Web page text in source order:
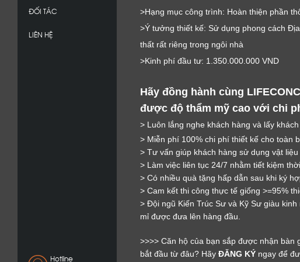
ĐỐI TÁC
LIÊN HỆ
Hotline
>Hạng mục công trình: Hoàn thiện phần
>Ý tưởng thiết kế: Sử dụng phong cách
thất rất riêng trong ngôi nhà
>Kinh phí đầu tư: 1.350.000.000 VND
Hãy đồng hành cùng
được độ thẩm mỹ cao với chi
> Luôn lắng nghe khách hàng và lấy
> Miễn phí 100% chi phí thiết kế cho toàn
> Tư vấn giúp khách hàng sử dụng vật
> Làm việc liên tục 24/7 nhằm tiết kiệm
> Có nhiều quà tặng hấp dẫn sau khi ký
> Cam kết thi công thực tế giống >=95%
> Đội ngũ Kiến Trúc Sư và Kỹ Sư giàu
mỉ được đưa lên hàng đầu.
>>>> Căn hộ của bạn sắp được nhận
bắt đầu từ đâu? Hãy ĐĂNG KÝ ngay để